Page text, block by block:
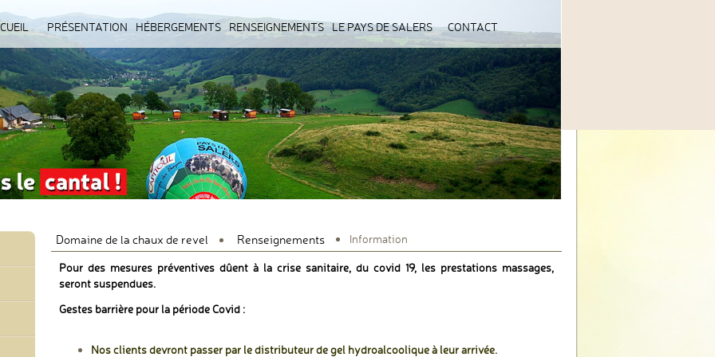
PRÉSENTATION HÉBERGEMENTS RENSEIGNEMENTS LE PAYS DE SALERS CONTACT
Domaine de la chaux de revel Renseignements Information
Pour des mesures préventives dûent à la crise sanitaire, du covid 19, les prestations massages,
seront suspendues.
Gestes barrière pour la période Covid :
Nos clients devront passer par le distributeur de gel hydroalcoolique à leur arrivée.